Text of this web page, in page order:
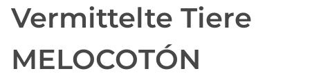
Vermittelte Tiere
MELOCOTÓN